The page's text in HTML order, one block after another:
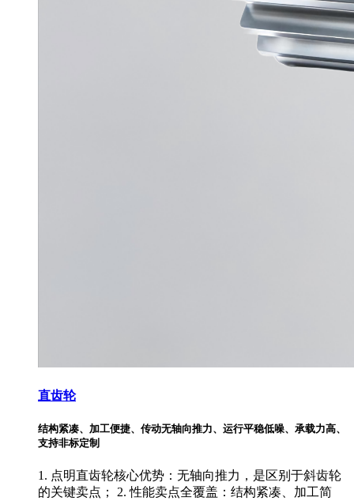
直齿轮
结构紧凑、加工便捷、传动无轴向推力、运行平稳低噪、承载力高、
支持非标定制
1. 点明直齿轮核心优势：无轴向推力，是区别于斜齿轮
的关键卖点； 2. 性能卖点全覆盖：结构紧凑、加工简